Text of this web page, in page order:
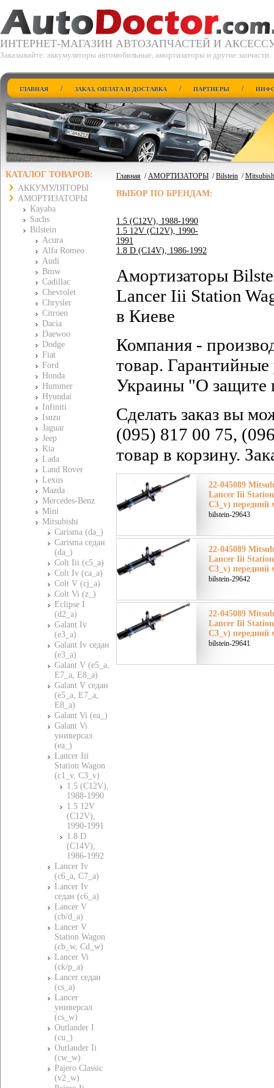
ИНТЕРНЕТ-МАГАЗИН АВТОЗАПЧАСТЕЙ И
Заказывайте: аккумуляторы автомобильные, амортизаторы и другие запчасти.
ГЛАВНАЯ / ЗАКАЗ, ОПЛАТА И ДОСТАВКА / ПАРТНЕРЫ /
КАТАЛОГ ТОВАРОВ:
АККУМУЛЯТОРЫ
АМОРТИЗАТОРЫ
Kayaba
Sachs
Bilstein
Acura
Alfa Romeo
Audi
Bmw
Cadillac
Chevrolet
Chrysler
Citroen
Dacia
Daewoo
Dodge
Fiat
Ford
Honda
Hummer
Hyundai
Infiniti
Isuzu
Jaguar
Jeep
Kia
Lada
Land Rover
Lexus
Mazda
Mercedes-Benz
Mini
Mitsubishi
Carisma (da_)
Carisma седан
(da_)
Colt Iii (c5_a)
Colt Iv (ca_a)
Colt V (cj_a)
Colt Vi (z_)
Eclipse I
(d2_a)
Galant Iv
(e3_a)
Galant Iv седан
(e3_a)
Galant V (e5_a,
E7_a, E8_a)
Galant V седан
(e5_a, E7_a,
E8_a)
Galant Vi (ea_)
Galant Vi
универсал
(ea_)
Lancer Iii
Station Wagon
(c1_v, C3_v)
1.5 (C12V),
1988-1990
1.5 12V
(C12V),
1990-1991
1.8 D
(C14V),
1986-1992
Lancer Iv
(c6_a, C7_a)
Lancer Iv
седан (c6_a)
Lancer V
(cb/d_a)
Lancer V
Station Wagon
(cb_w, Cd_w)
Lancer Vi
(ck/p_a)
Lancer седан
(cs_a)
Lancer
универсал
(cs_w)
Outlander I
(cu_)
Outlander Ii
(cw_w)
Pajero Classic
(v2_w)
Главная /АМОРТИЗАТОРЫ /Bilstein /
ВЫБОР ПО БРЕНДАМ:
1.5 (C12V), 1988-1990
1.5 12V (C12V), 1990-
1991
1.8 D (C14V), 1986-1992
Амортизаторы
Lancer Iii Station
в Киеве
Компания -
товар. Гарантийные
Украины "О защите
Сделать заказ вы
(095) 817 00 75,
товар в корзину.
22-045089
Lancer Iii
C3_v) передний
bilstein-29643
22-045089
Lancer Iii
C3_v) передний
bilstein-29642
22-045089
Lancer Iii
C3_v) передний
bilstein-29641